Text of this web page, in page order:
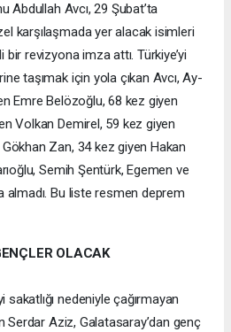
Abdullah Avcı, 29 Şubat’ta
karşılaşmada yer alacak isimleri
revizyona imza attı. Türkiye’yi
taşımak için yola çıkan Avcı, Ay-
Emre Belözoğlu, 68 kez giyen
Volkan Demirel, 59 kez giyen
Zan, 34 kez giyen Hakan
Semih Şentürk, Egemen ve
almadı. Bu liste resmen deprem
OLACAK
sakatlığı nedeniyle çağırmayan
Serdar Aziz, Galatasaray’dan genç